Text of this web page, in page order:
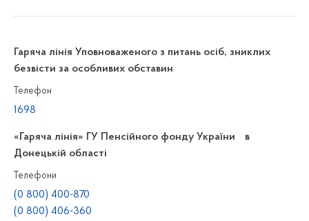
Гаряча лінія Уповноваженого з питань осіб, зниклих
безвісти за особливих обставин
Телефон
1698
«Гаряча лінія» ГУ Пенсійного фонду України в
Донецькій області
Телефони
(0 800) 400-870
(0 800) 406-360